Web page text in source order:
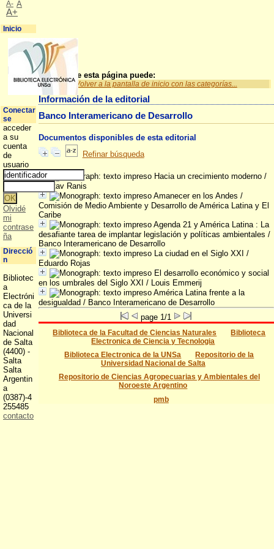
A partir de esta página puede:
Volver a la pantalla de inicio con las categorías...
Información de la editorial
Banco Interamericano de Desarrollo
Documentos disponibles de esta editorial
Refinar búsqueda
Hacia un crecimiento moderno/
Gustav Ranis
Amanecer en los Andes /
Comisión de Medio Ambiente y Desarrollo de América Latina y El
Caribe
Agenda 21 y América Latina : La
desafiante tarea de implantar legislación y políticas ambientales /
Banco Interamericano de Desarrollo
La ciudad en el Siglo XXI /
Eduardo Rojas
El desarrollo económico y social
en los umbrales del Siglo XXI / Louis Emmerij
América Latina frente a la
desigualdad / Banco Interamericano de Desarrollo
page 1/1
Biblioteca de la Facultad de Ciencias Naturales
Biblioteca
Electronica de Ciencia y Tecnologia
Biblioteca Electronica de la UNSa
Repositorio de la
Universidad Nacional de Salta
Repositorio de Ciencias Agropecuarias y Ambientales del
Noroeste Argentino
pmb
A- A
A+
Inicio
Conectar
se
acceder
a su
cuenta
de
usuario
Olvidé
mi
contrase
ña
Direcció
n
Bibliotec
a
Electróni
ca de la
Universi
dad
Nacional
de Salta
(4400) -
Salta
Salta
Argentin
a
(0387)-4
255485
contacto